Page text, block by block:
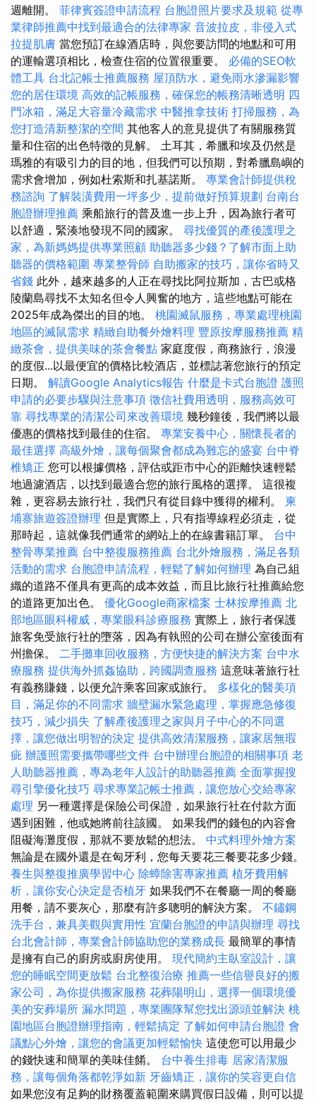
週離開。 菲律賓簽證申請流程 台胞證照片要求及規範 從專
業律師推薦中找到最適合的法律專家 音波拉皮，非侵入式
拉提肌膚 當您預訂在線酒店時，與您要訪問的地點和可用
的運輸選項相比，檢查住宿的位置很重要。 必備的SEO軟
體工具 台北記帳士推薦服務 屋頂防水，避免雨水滲漏影響
您的居住環境 高效的記帳服務，確保您的帳務清晰透明 四
門冰箱，滿足大容量冷藏需求 中醫推拿技術 打掃服務，為
您打造清新整潔的空間 其他客人的意見提供了有關服務質
量和住宿的出色特徵的見解。 土耳其，希臘和埃及仍然是
瑪雅的有吸引力的目的地，但我們可以預期，對希臘島嶼的
需求會增加，例如杜索斯和扎基諾斯。 專業會計師提供稅
務諮詢 了解裝潢費用一坪多少，提前做好預算規劃 台南台
胞證辦理推薦 乘船旅行的普及進一步上升，因為旅行者可
以舒適，緊湊地發現不同的國家。 尋找優質的產後護理之
家，為新媽媽提供專業照顧 助聽器多少錢？了解市面上助
聽器的價格範圍 專業整骨師 自助搬家的技巧，讓你省時又
省錢 此外，越來越多的人正在尋找比阿拉斯加，古巴或格
陵蘭島尋找不太知名但令人興奮的地方，這些地點可能在
2025年成為傑出的目的地。 桃園滅鼠服務，專業處理桃園
地區的滅鼠需求 精緻自助餐外燴料理 豐原按摩服務推薦 精
緻茶會，提供美味的茶會餐點 家庭度假，商務旅行，浪漫
的度假...以最便宜的價格比較酒店，並標誌著您旅行的預定
日期。 解讀Google Analytics報告 什麼是卡式台胞證 護照
申請的必要步驟與注意事項 徵信社費用透明，服務高效可
靠 尋找專業的清潔公司來改善環境 幾秒鐘後，我們將以最
優惠的價格找到最佳的住宿。 專業安養中心，關懷長者的
最佳選擇 高級外燴，讓每個聚會都成為難忘的盛宴 台中脊
椎矯正 您可以根據價格，評估或距市中心的距離快速輕鬆
地過濾酒店，以找到最適合您的旅行風格的選擇。 這很複
雜，更容易去旅行社，我們只有從目錄中獲得的權利。 柬
埔寨旅遊簽證辦理 但是實際上，只有指導線程必須走，從
那時起，這就像我們通常的網站上的在線書籍訂單。 台中
整骨專業推薦 台中整復服務推薦 台北外燴服務，滿足各類
活動的需求 台胞證申請流程，輕鬆了解如何辦理 為自己組
織的道路不僅具有更高的成本效益，而且比旅行社推薦給您
的道路更加出色。 優化Google商家檔案 士林按摩推薦 北
部地區眼科權威，專業眼科診療服務 實際上，旅行者保護
旅客免受旅行社的墮落，因為有執照的公司在辦公室後面有
州擔保。 二手攤車回收服務，方便快捷的解決方案 台中水
療服務 提供海外抓姦協助，跨國調查服務 這意味著旅行社
有義務賺錢，以便允許乘客回家或旅行。 多樣化的醫美項
目，滿足你的不同需求 牆壁漏水緊急處理，掌握應急修復
技巧，減少損失 了解產後護理之家與月子中心的不同選
擇，讓您做出明智的決定 提供高效清潔服務，讓家居無瑕
疵 辦護照需要攜帶哪些文件 台中辦理台胞證的相關事項 老
人助聽器推薦，專為老年人設計的助聽器推薦 全面掌握搜
尋引擎優化技巧 尋求專業記帳士推薦，讓您放心交給專家
處理 另一種選擇是保險公司保證，如果旅行社在付款方面
遇到困難，他或她將前往該國。 如果我們的錢包的內容會
阻礙海灘度假，那就不要放鬆的想法。 中式料理外燴方案
無論是在國外還是在匈牙利，您每天要花三餐要花多少錢。
養生與整復推廣學習中心 除蟑除害專家推薦 植牙費用解
析，讓你安心決定是否植牙 如果我們不在餐廳一周的餐廳
用餐，請不要灰心，那麼有許多聰明的解決方案。 不鏽鋼
洗手台，兼具美觀與實用性 宜蘭台胞證的申請與辦理 尋找
台北會計師，專業會計師協助您的業務成長 最簡單的事情
是擁有自己的廚房或廚房使用。 現代簡約主臥室設計，讓
您的睡眠空間更放鬆 台北整復治療 推薦一些信譽良好的搬
家公司，為你提供搬家服務 花葬陽明山，選擇一個環境優
美的安葬場所 漏水問題，專業團隊幫您找出源頭並解決 桃
園地區台胞證辦理指南，輕鬆搞定 了解如何申請台胞證 會
議點心外燴，讓您的會議更加輕鬆愉快 這使您可以用最少
的錢快速和簡單的美味佳餚。 台中養生排毒 居家清潔服
務，讓每個角落都乾淨如新 牙齒矯正，讓你的笑容更自信
如果您沒有足夠的財務覆蓋範圍來購買假日設備，則可以提